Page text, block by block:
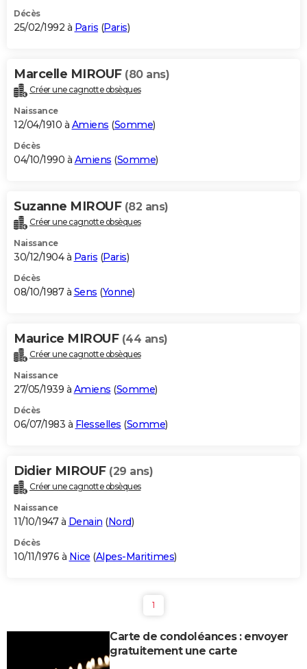
Décès
25/02/1992 à Paris (Paris)
Marcelle MIROUF (80 ans)
Créer une cagnotte obsèques
Naissance
12/04/1910 à Amiens (Somme)
Décès
04/10/1990 à Amiens (Somme)
Suzanne MIROUF (82 ans)
Créer une cagnotte obsèques
Naissance
30/12/1904 à Paris (Paris)
Décès
08/10/1987 à Sens (Yonne)
Maurice MIROUF (44 ans)
Créer une cagnotte obsèques
Naissance
27/05/1939 à Amiens (Somme)
Décès
06/07/1983 à Flesselles (Somme)
Didier MIROUF (29 ans)
Créer une cagnotte obsèques
Naissance
11/10/1947 à Denain (Nord)
Décès
10/11/1976 à Nice (Alpes-Maritimes)
1
Carte de condoléances : envoyer
gratuitement une carte